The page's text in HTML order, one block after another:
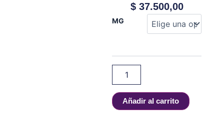
$37.500,00
MG
THE
-
100
Añadir al carrito